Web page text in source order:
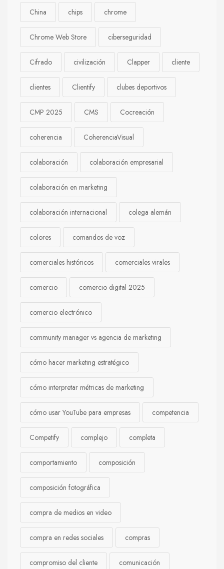
China chips chrome
Chrome Web Store ciberseguridad
Cifrado civilización Clapper cliente
clientes Clientify clubes deportivos
CMP 2025 CMS Cocreación
coherencia CoherenciaVisual
colaboración colaboración empresarial
colaboración en marketing
colaboración internacional colega alemán
colores comandos de voz
comerciales históricos comerciales virales
comercio comercio digital 2025
comercio electrónico
community manager vs agencia de marketing
cómo hacer marketing estratégico
cómo interpretar métricas de marketing
cómo usar YouTube para empresas competencia
Competify complejo completa
comportamiento composición
composición fotográfica
compra de medios en video
compra en redes sociales compras
compromiso del cliente comunicación